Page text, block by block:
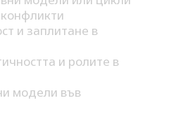
и заплитане в
и ролите в
модели във